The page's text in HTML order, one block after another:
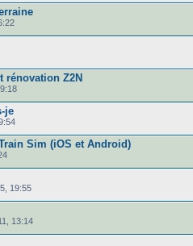
rénovation Z2N
je
Sim (iOS et Android)
19:55
13:14